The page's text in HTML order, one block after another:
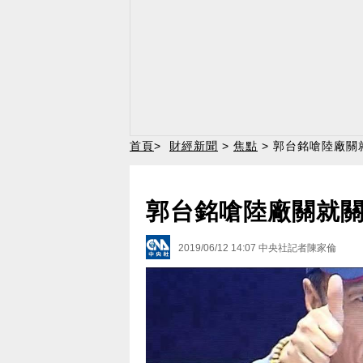
首頁> 財經新聞 > 焦點 > 郭台銘嗆陸廠關
郭台銘嗆陸廠關就
2019/06/12 14:07 中央社記者陳家倫